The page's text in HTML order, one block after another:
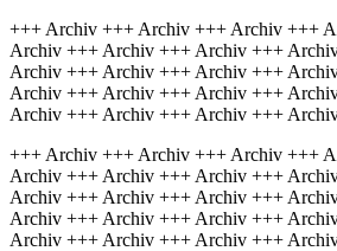
+++ Archiv +++ Archiv +++ Archiv +++
Archiv +++ Archiv +++ Archiv +++
Archiv +++ Archiv +++ Archiv +++
Archiv +++ Archiv +++ Archiv +++
Archiv +++ Archiv +++ Archiv +++
+++ Archiv +++ Archiv +++ Archiv +++
Archiv +++ Archiv +++ Archiv +++
Archiv +++ Archiv +++ Archiv +++
Archiv +++ Archiv +++ Archiv +++
Archiv +++ Archiv +++ Archiv +++